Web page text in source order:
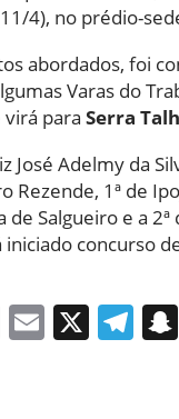
4), no prédio-
abordados, foi
Varas do
virá para Serra
José Adelmy da
Rezende, 1ª de
de Salgueiro e a
iniciado concurso
CopyEmail
X